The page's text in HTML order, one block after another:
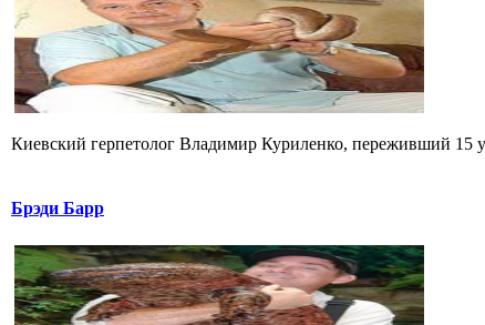
Киевский герпетолог Владимир Куриленко, переживший 15
Брэди Барр